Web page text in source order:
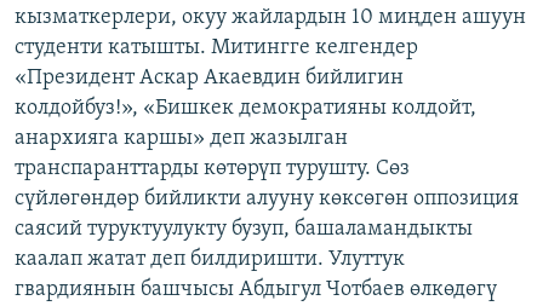
ЭЖЕ-СИҢДИЛЕР
АЗАТТЫК+
ЫҢГАЙСЫЗ СУРООЛОР
ОНЛАЙН ШЕРИНЕ
ЭЕ/АРнун бардык сайттары
кызматкерлери, окуу жайлардын 10 миңден ашуун
студенти катышты. Митингге келгендер
«Президент Аскар Акаевдин бийлигин
колдойбуз!», «Бишкек демократияны колдойт,
анархияга каршы» деп жазылган
транспаранттарды көтөрүп турушту. Сөз
сүйлөгөндөр бийликти алууну көксөгөн оппозиция
саясий туруктуулукту бузуп, башаламандыкты
каалап жатат деп билдиришти. Улуттук
гвардиянын башчысы Абдыгул Чотбаев өлкөдөгү